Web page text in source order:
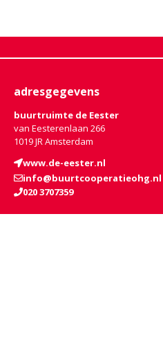
adresgegevens
buurtruimte de Eester
van Eesterenlaan 266
1019 JR Amsterdam
www.de-eester.nl
info@buurtcooperatieohg.nl
020 3707359